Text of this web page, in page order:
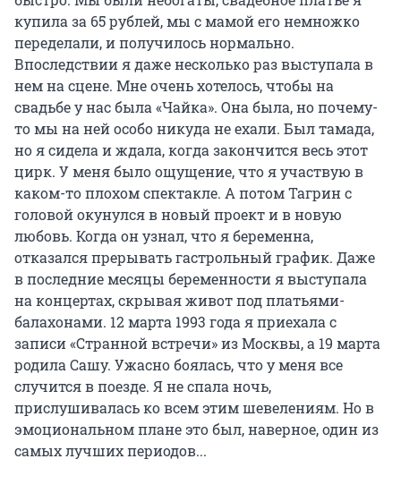
купила за 65 рублей, мы с мамой его немножко
переделали, и получилось нормально.
Впоследствии я даже несколько раз выступала в
нем на сцене. Мне очень хотелось, чтобы на
свадьбе у нас была «Чайка». Она была, но почему-
то мы на ней особо никуда не ехали. Был тамада,
но я сидела и ждала, когда закончится весь этот
цирк. У меня было ощущение, что я участвую в
каком-то плохом спектакле. А потом Тагрин с
головой окунулся в новый проект и в новую
любовь. Когда он узнал, что я беременна,
отказался прерывать гастрольный график. Даже
в последние месяцы беременности я выступала
на концертах, скрывая живот под платьями-
балахонами. 12 марта 1993 года я приехала с
записи «Странной встречи» из Москвы, а 19 марта
родила Сашу. Ужасно боялась, что у меня все
случится в поезде. Я не спала ночь,
прислушивалась ко всем этим шевелениям. Но в
эмоциональном плане это был, наверное, один из
самых лучших периодов...